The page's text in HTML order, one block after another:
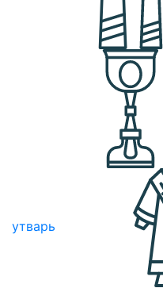
утварь